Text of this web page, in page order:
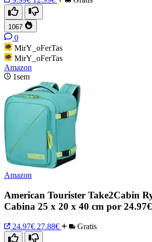
1067
0
MirY_oFerTas
MirY_oFerTas
Amazon
1sem
Amazon
American Tourister Take2Cabin
Cabina 25 x 20 x 40 cm por 24.97€
24.97€ 27.88€ Gratis